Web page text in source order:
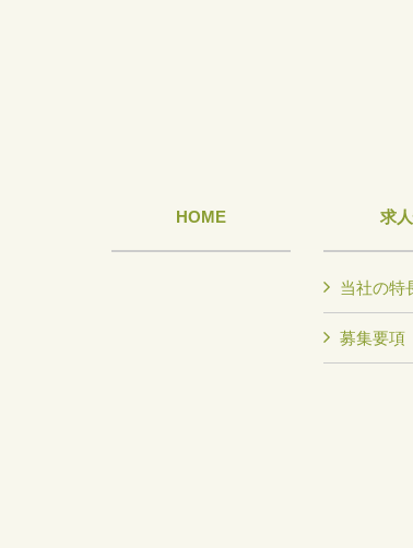
HOME 求
当社の特
募集要項